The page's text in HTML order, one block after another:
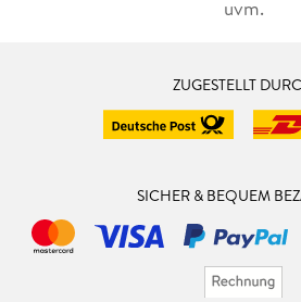
uvm.
ZUGESTELLT
SICHER & BEQUEM